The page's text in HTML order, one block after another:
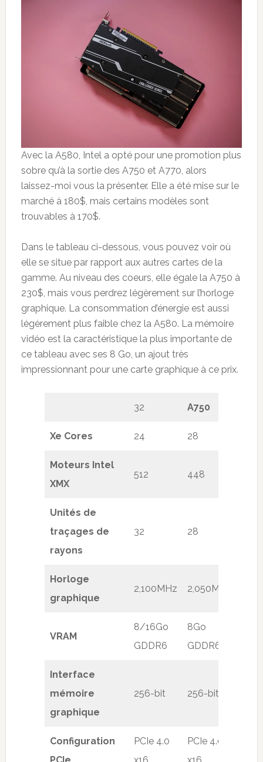
Avec la A580, Intel a opté pour une promotion plus
sobre qu’à la sortie des A750 et A770, alors
laissez-moi vous la présenter. Elle a été mise sur le
marché à 180$, mais certains modèles sont
trouvables à 170$.
Dans le tableau ci-dessous, vous pouvez voir où
elle se situe par rapport aux autres cartes de la
gamme. Au niveau des coeurs, elle égale la A750 à
230$, mais vous perdrez légèrement sur l’horloge
graphique. La consommation d’énergie est aussi
légèrement plus faible chez la A580. La mémoire
vidéo est la caractéristique la plus importante de
ce tableau avec ses 8 Go, un ajout très
impressionnant pour une carte graphique à ce prix.
32 A750
Xe Cores 24 28
Moteurs Intel
XMX
512 448
Unités de
traçages de
rayons
32 28
Horloge
graphique
2,100MHz 2,050MHz
VRAM
8/16Go
GDDR6
8Go
GDDR6
Interface
mémoire
graphique
256-bit 256-bit
Configuration
PCIe 4.0
PCIe 4.0